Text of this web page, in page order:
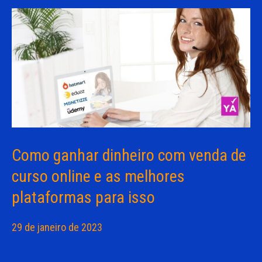
Como ganhar dinheiro com venda de
curso online e as melhores
plataformas para isso
29 de janeiro de 2023